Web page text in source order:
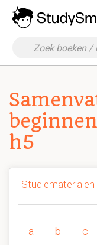
h5
Studiematerialen
a b c